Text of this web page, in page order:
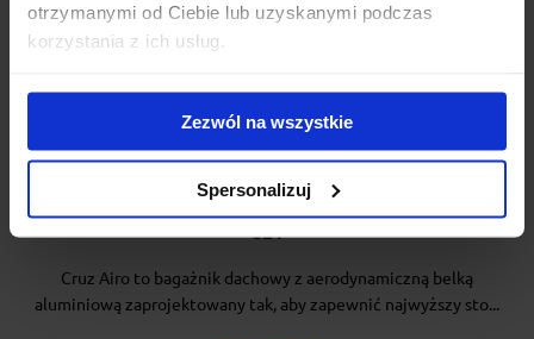
otrzymanymi od Ciebie lub uzyskanymi podczas
korzystania z ich usług.
Zezwól na wszystkie
Spersonalizuj
Bagażnik dachowy Cruz Airo T118 + kity Cruz 935-
821
Cruz Airo to bagażnik dachowy z aerodynamiczną belką
aluminiową zaprojektowany tak, aby zapewnić najwyższy sto...